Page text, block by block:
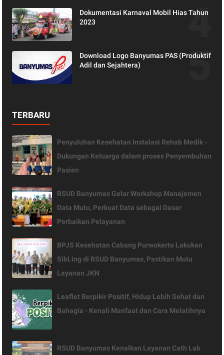
Dokumentasi Karnaval Mobil Hias Tahun
2023
Download Logo Banyumas PAS (Produktif
Adil dan Sejahtera)
TERBARU
Penyuluhan Kesehatan Instalasi Rehab Medik -
Dukungan Keluarga dalam proses Penyembuhan
Pasien
RSUD Banyumas Gelar Workshop Manajemen
Data Mutu, Perkuat Data sebagai Dasar
Perbaikan Pelayanan
BPJS Kesehatan Cabang Purwokerto Lakukan
SibLing di RSUD Banyumas, Pastikan Mutu
Layanan JKN
Leaflet Berpikir Positif, Hidup Lebih Sehat dan
Bahagia - Kenali Manfaat dan Cara Melatihnya
RSUD Banyumas Kenalkan Layanan Cath Lab